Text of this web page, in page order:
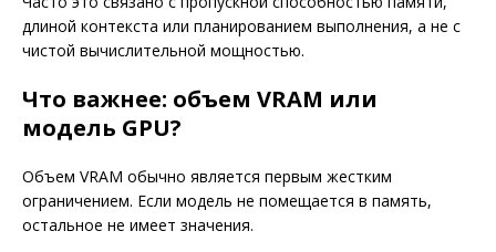
длиной контекста или планированием выполнения, а не с
чистой вычислительной мощностью.
Что важнее: объем VRAM или
модель GPU?
Объем VRAM обычно является первым жестким
ограничением. Если модель не помещается в память,
остальное не имеет значения.